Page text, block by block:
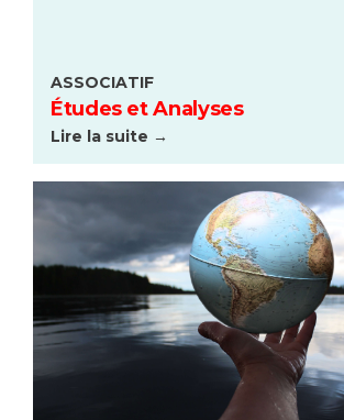
ASSOCIATIF
Études et Analyses
Lire la suite →